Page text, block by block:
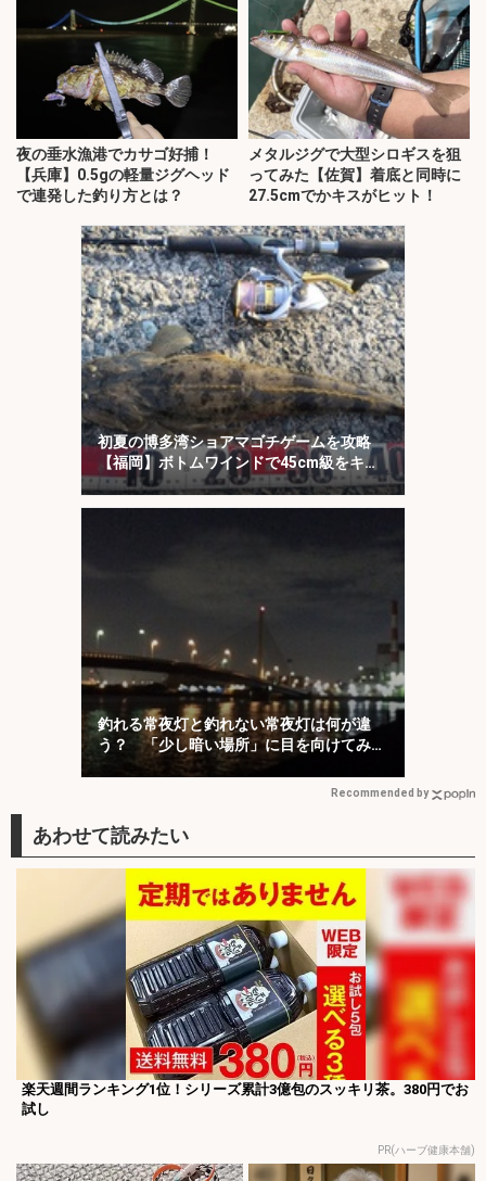
夜の垂水漁港でカサゴ好捕！
【兵庫】0.5gの軽量ジグヘッド
で連発した釣り方とは？
メタルジグで大型シロギスを狙
ってみた【佐賀】着底と同時に
27.5cmでかキスがヒット！
初夏の博多湾ショアマゴチゲームを攻略
【福岡】ボトムワインドで45cm級をキャ
ッチ！
釣れる常夜灯と釣れない常夜灯は何が違
う？ 「少し暗い場所」に目を向けてみよ
Recommended by
楽天週間ランキング1位！シリーズ累計3億包のスッキリ茶。380円でお
試し
PR(ハーブ健康本舗)